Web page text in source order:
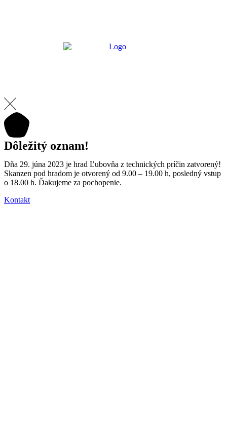
Dôležitý oznam!
Dňa 29. júna 2023 je hrad Ľubovňa z technických príčin zatvorený!
Skanzen pod hradom je otvorený od 9.00 – 19.00 h, posledný vstup
o 18.00 h. Ďakujeme za pochopenie.
Kontakt